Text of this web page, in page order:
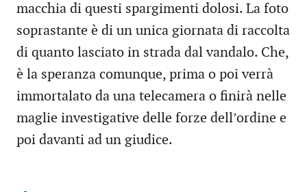
macchia di questi spargimenti dolosi. La foto
soprastante è di un unica giornata di raccolta
di quanto lasciato in strada dal vandalo. Che,
è la speranza comunque, prima o poi verrà
immortalato da una telecamera o finirà nelle
maglie investigative delle forze dell’ordine e
poi davanti ad un giudice.